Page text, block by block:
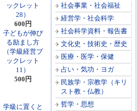
社会事業・社会福祉
経営学・社会科学
社会科学資料・報告書
文化史・技術史・歴史
医療・医学・保健
占い・気功・ヨガ
民族学・宗教学（キリ
スト教・仏教）
哲学・思想
ックレット
28）
600円
子どもが伸び
る励まし方
（学級経営ブ
ックレット
11）
500円
学級に置くと